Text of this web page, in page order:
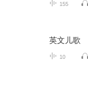
155
英文儿歌
10